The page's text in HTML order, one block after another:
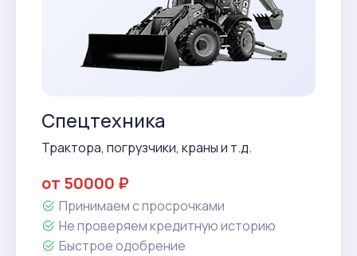
Спецтехника
Трактора, погрузчики, краны и т.д.
от 50000 ₽
Принимаем с просрочками
Не проверяем кредитную историю
Быстрое одобрение